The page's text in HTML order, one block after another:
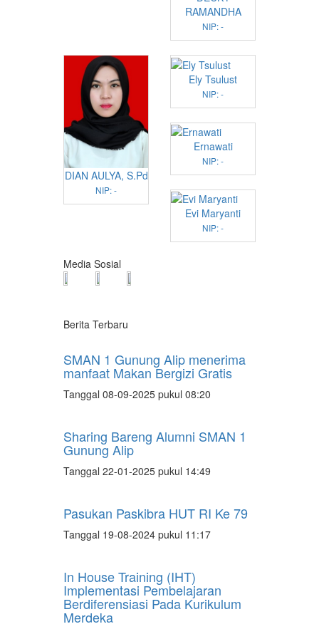
RAMANDHA
NIP: -
DIAN AULYA, S.Pd
NIP: -
Ely Tsulust
NIP: -
Ernawati
NIP: -
Evi Maryanti
NIP: -
Media Sosial
Berita Terbaru
SMAN 1 Gunung Alip menerima
manfaat Makan Bergizi Gratis
Tanggal 08-09-2025 pukul 08:20
Sharing Bareng Alumni SMAN 1
Gunung Alip
Tanggal 22-01-2025 pukul 14:49
Pasukan Paskibra HUT RI Ke 79
Tanggal 19-08-2024 pukul 11:17
In House Training (IHT)
Implementasi Pembelajaran
Berdiferensiasi Pada Kurikulum
Merdeka